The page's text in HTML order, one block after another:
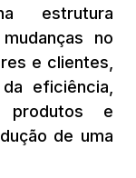
estrutura
no
e clientes,
eficiência,
produtos e
de uma